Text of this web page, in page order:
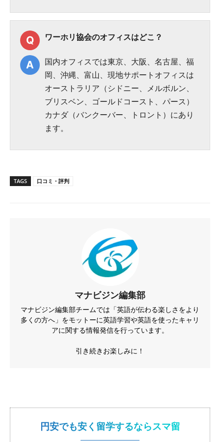
ワーホリ協会のオフィスはどこ？
国内オフィスでは東京、大阪、名古屋、福
岡、沖縄、富山、現地サポートオフィスは
オーストラリア（シドニー、メルボルン、
ブリスベン、ゴールドコースト、パース）
カナダ（バンクーバー、トロント）にあり
ます。
TAGS 口コミ・評判
マナビジン編集部
マナビジン編集部チームでは「英語が伝わる楽しさをより
多くの方へ」をモットーに英語学習や英語を使ったキャリ
アに関する情報発信を行っています。
引き続きお楽しみに！
円安でも安く留学するならスマ留